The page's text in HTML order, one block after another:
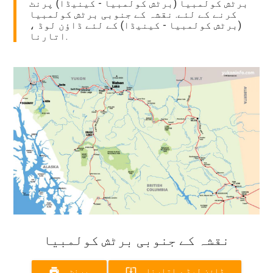
برٹش کولمبیا (برٹش کولمبیا - کینیڈا) پرنٹ
کرنے کے لئے. نقشہ کے جنوبی برٹش کولمبیا
(برٹش کولمبیا - کینیڈا) کے لئے ڈاؤن لوڈ ،
اتارنا.
نقشہ کے جنوبی برٹش کولمبیا
پرنٹ ڈاؤن لوڈ ، اتارنا